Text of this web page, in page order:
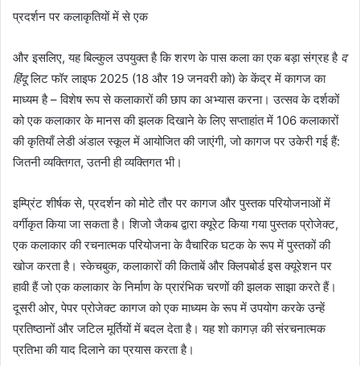
प्रदर्शन पर कलाकृतियों में से एक
और इसलिए, यह बिल्कुल उपयुक्त है कि शरण के पास कला का एक बड़ा संग्रह है द
हिंदूलिट फॉर लाइफ 2025 (18 और 19 जनवरी को) के केंद्र में कागज का
माध्यम है – विशेष रूप से कलाकारों की छाप का अभ्यास करना। उत्सव के दर्शकों
को एक कलाकार के मानस की झलक दिखाने के लिए सप्ताहांत में 106 कलाकारों
की कृतियाँ लेडी अंडाल स्कूल में आयोजित की जाएंगी, जो कागज पर उकेरी गई हैं:
जितनी व्यक्तिगत, उतनी ही व्यक्तिगत भी।
इम्प्रिंट शीर्षक से, प्रदर्शन को मोटे तौर पर कागज और पुस्तक परियोजनाओं में
वर्गीकृत किया जा सकता है। शिजो जैकब द्वारा क्यूरेट किया गया पुस्तक प्रोजेक्ट,
एक कलाकार की रचनात्मक परियोजना के वैचारिक घटक के रूप में पुस्तकों की
खोज करता है। स्केचबुक, कलाकारों की किताबें और क्लिपबोर्ड इस क्यूरेशन पर
हावी हैं जो एक कलाकार के निर्माण के प्रारंभिक चरणों की झलक साझा करते हैं।
दूसरी ओर, पेपर प्रोजेक्ट कागज को एक माध्यम के रूप में उपयोग करके उन्हें
प्रतिष्ठानों और जटिल मूर्तियों में बदल देता है। यह शो कागज़ की संरचनात्मक
प्रतिभा की याद दिलाने का प्रयास करता है।